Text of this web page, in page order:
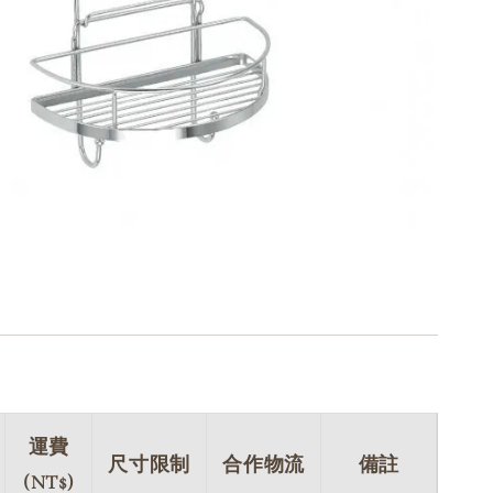
運費
(NT$)
尺寸限制 合作物流 備註